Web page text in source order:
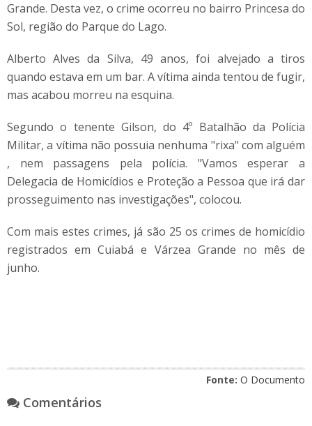
Grande. Desta vez, o crime ocorreu no bairro Princesa do
Sol, região do Parque do Lago.
Alberto Alves da Silva, 49 anos, foi alvejado a tiros
quando estava em um bar. A vítima ainda tentou de fugir,
mas acabou morreu na esquina.
Segundo o tenente Gilson, do 4º Batalhão da Polícia
Militar, a vítima não possuia nenhuma "rixa" com alguém
, nem passagens pela polícia. "Vamos esperar a
Delegacia de Homicídios e Proteção a Pessoa que irá dar
prosseguimento nas investigações", colocou.
Com mais estes crimes, já são 25 os crimes de homicídio
registrados em Cuiabá e Várzea Grande no mês de
junho.
Fonte: O Documento
Comentários